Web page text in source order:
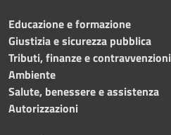
Educazione e formazione
Giustizia e sicurezza pubblica
Tributi, finanze e contravvenzioni
Ambiente
Salute, benessere e assistenza
Autorizzazioni